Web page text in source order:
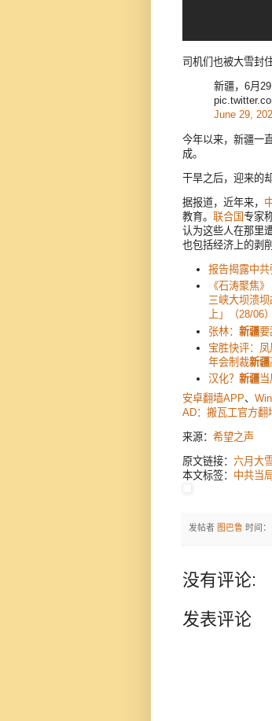
司机们也被大雪封
新疆，6月29
June 29,
今年以来，新疆一
成。
干旱之后，迎来的
据报道，近年来，
教育。 联合国专家
认为这些人在那里
也包括经济上的剥削
报告揭露中共
《石涛聚焦
三峡大坝溃
上」（28/06）
张林： 新疆要
宝胜快评：
年会制裁新疆
汉化？ 新疆
安卓翻墙APP、
AD：搬瓦工官方
来源： 希望之声
原文链接： 六月大
本文标签： 中共当
发帖者 图巴鲁 时间：
没有评论:
发表评论